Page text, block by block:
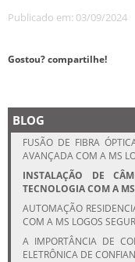
Publicado em: 03/09/2024
Gostou? compartilhe!
BLOG
FUSÃO DE FIBRA
AVANÇADA COM A MS
INSTALAÇÃO DE
TECNOLOGIA COM A
AUTOMAÇÃO
COM A MS LOGOS
A IMPORTÂNCIA DE
ELETRÔNICA DE